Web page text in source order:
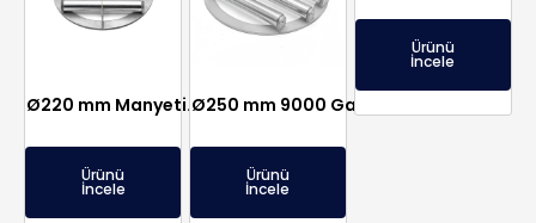
Ø220 mm Manyetik Elek – Ø25 mm Bar Çapı
Ürünü
İncele
Ürünü
İncele
Ürünü
İncele